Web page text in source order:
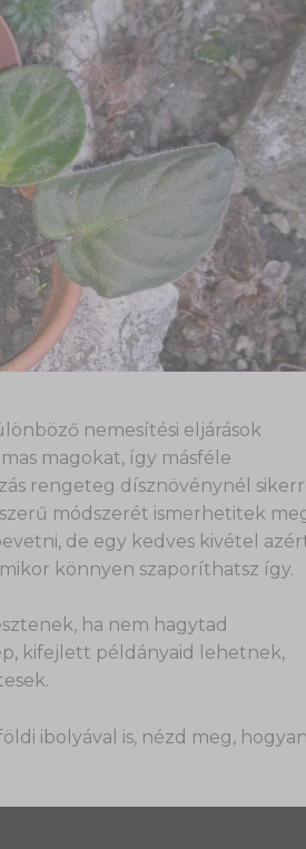
nemesítési eljárások
magokat, így másféle
rengeteg dísznövénynél
módszerét ismerhetitek
de egy kedves kivétel
könnyen szaporíthatsz így.
ha nem hagytad
kifejlett példányaid lehetnek,
ibolyával is, nézd meg, hogyan